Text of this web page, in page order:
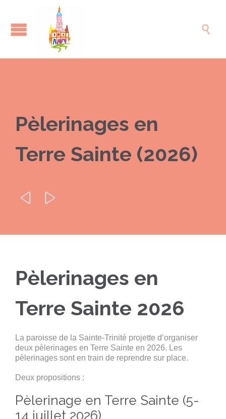

Pèlerinages en
Terre Sainte (2026)
 
Pèlerinages en
Terre Sainte 2026
La paroisse de la Sainte-Trinité projette d’organiser
deux pèlerinages en Terre Sainte en 2026. Les
pèlerinages sont en train de reprendre sur place.
Deux propositions :
Pèlerinage en Terre Sainte (5-
14 juillet 2026)